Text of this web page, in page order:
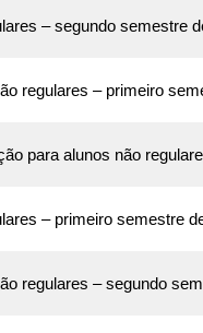
– segundo semestre
regulares – primeiro
para alunos não
– primeiro semestre
regulares – segundo